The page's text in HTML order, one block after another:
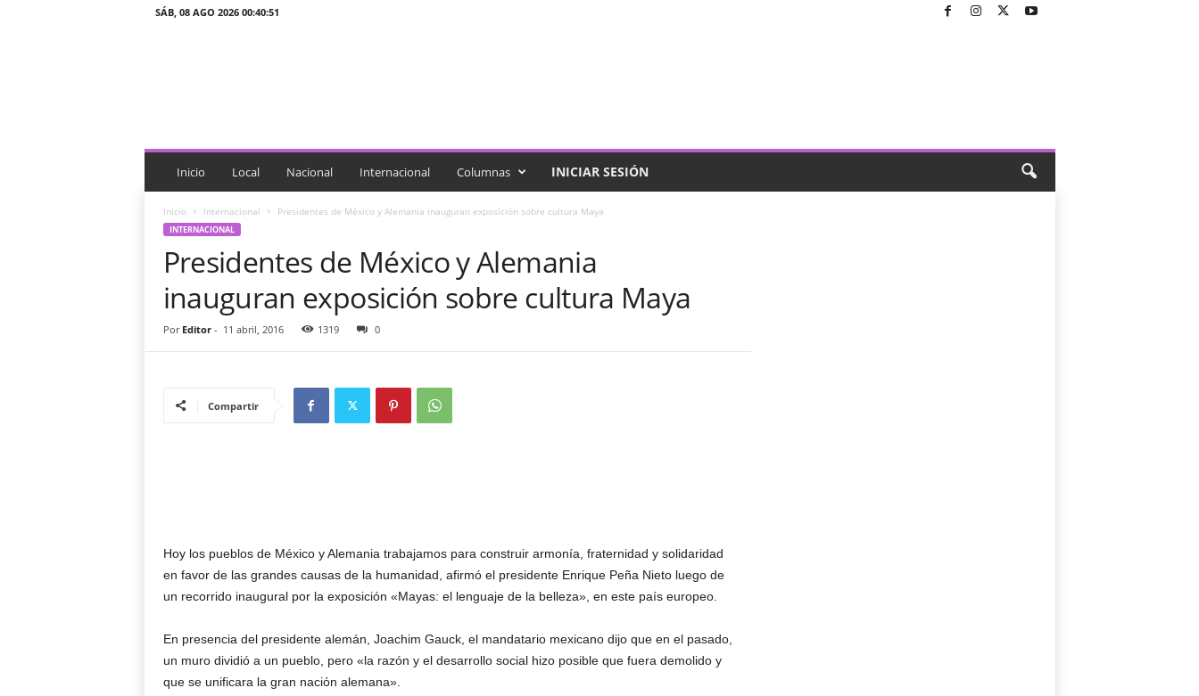
SÁB, 08 AGO 2026 00:40:51
c
a
Inicio Local Nacional Internacional Columnas INICIAR SESIÓN
Inicio Internacional Presidentes de México y Alemania inauguran exposición sobre cultura Maya
INTERNACIONAL
Presidentes de México y Alemania
inauguran exposición sobre cultura Maya
Por Editor- 11 abril, 2016 1319 0
Compartir
Hoy los pueblos de México y Alemania trabajamos para construir armonía, fraternidad y solidaridad
en favor de las grandes causas de la humanidad, afirmó el presidente Enrique Peña Nieto luego de
un recorrido inaugural por la exposición «Mayas: el lenguaje de la belleza», en este país europeo.
En presencia del presidente alemán, Joachim Gauck, el mandatario mexicano dijo que en el pasado,
un muro dividió a un pueblo, pero «la razón y el desarrollo social hizo posible que fuera demolido y
que se unificara la gran nación alemana».